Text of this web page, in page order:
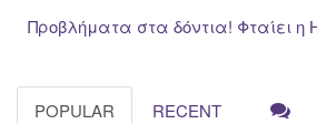
Προβλήματα στα δόντια! Φταίει η
POPULAR RECENT